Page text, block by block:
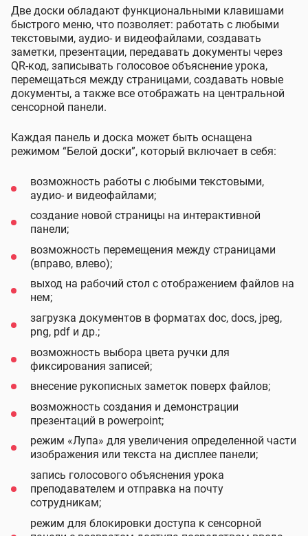
Две доски обладают функциональными клавишами
быстрого меню, что позволяет: работать с любыми
текстовыми, аудио- и видеофайлами, создавать
заметки, презентации, передавать документы через
QR-код, записывать голосовое объяснение урока,
перемещаться между страницами, создавать новые
документы, а также все отображать на центральной
сенсорной панели.
Каждая панель и доска может быть оснащена
режимом “Белой доски”, который включает в себя:
возможность работы с любыми текстовыми,
аудио- и видеофайлами;
создание новой страницы на интерактивной
панели;
возможность перемещения между страницами
(вправо, влево);
выход на рабочий стол с отображением файлов на
нем;
загрузка документов в форматах doc, docs, jpeg,
png, pdf и др.;
возможность выбора цвета ручки для
фиксирования записей;
внесение рукописных заметок поверх файлов;
возможность создания и демонстрации
презентаций в powerpoint;
режим «Лупа» для увеличения определенной части
изображения или текста на дисплее панели;
запись голосового объяснения урока
преподавателем и отправка на почту
сотрудникам;
режим для блокировки доступа к сенсорной